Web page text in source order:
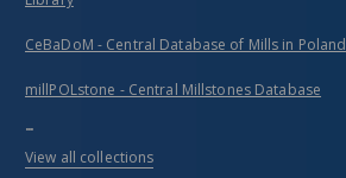
CeBaDoM - Central Database of Mills in Poland
millPOLstone - Central Millstones Database
...
View all collections